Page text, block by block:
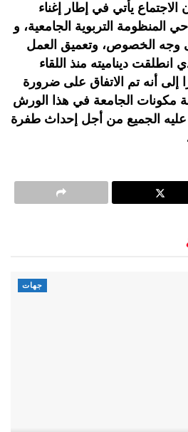
يأتي في إطار إغناء
المنظومة التربوية الجامعية، و
وجه الخصوص، وتعميق العمل
انطلقت دیناميته منذ اللقاء
أنه تم الاتفاق على ضرورة
مكونات الجامعة في هذا الورش
عليه الجميع من أجل إحداث طفرة
جهات